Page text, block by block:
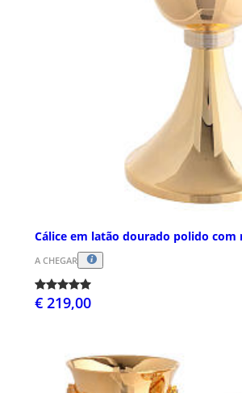
Cálice em latão dourado polido com
A CHEGAR
€ 219,00